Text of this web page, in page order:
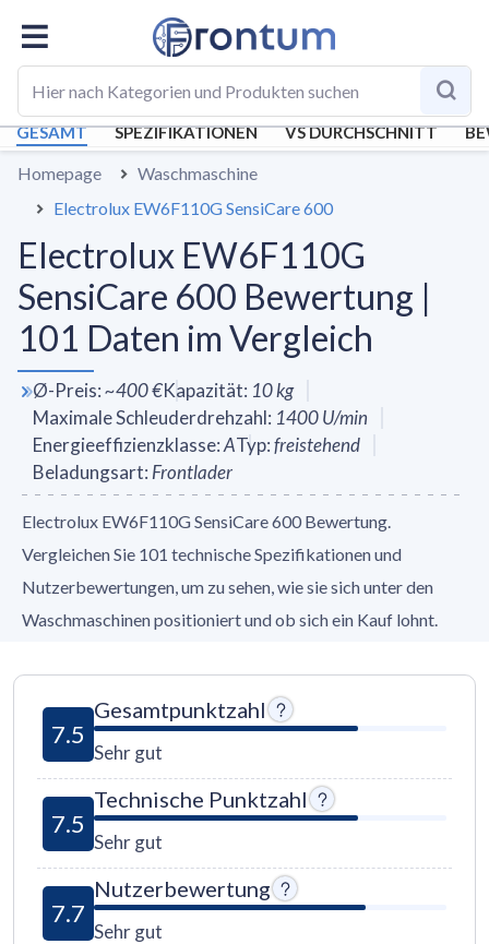
GESAMT SPEZIFIKATIONEN VS DURCHSCHNITT
Homepage
Waschmaschine
Electrolux EW6F110G SensiCare 600
Electrolux EW6F110G
SensiCare 600 Bewertung |
101 Daten im Vergleich
Ø-Preis:~400 €Kapazität: 10kg
Maximale Schleuderdrehzahl: 1400U/min
Energieeffizienzklasse:ATyp:freistehend
Beladungsart: Frontlader
Electrolux EW6F110G SensiCare 600 Bewertung.
Vergleichen Sie 101 technische Spezifikationen und
Nutzerbewertungen, um zu sehen, wie sie sich unter den
Waschmaschinen positioniert und ob sich ein Kauf lohnt.
7.5
Gesamtpunktzahl
Sehr gut
7.5
Technische Punktzahl
Sehr gut
7.7
Nutzerbewertung
Sehr gut